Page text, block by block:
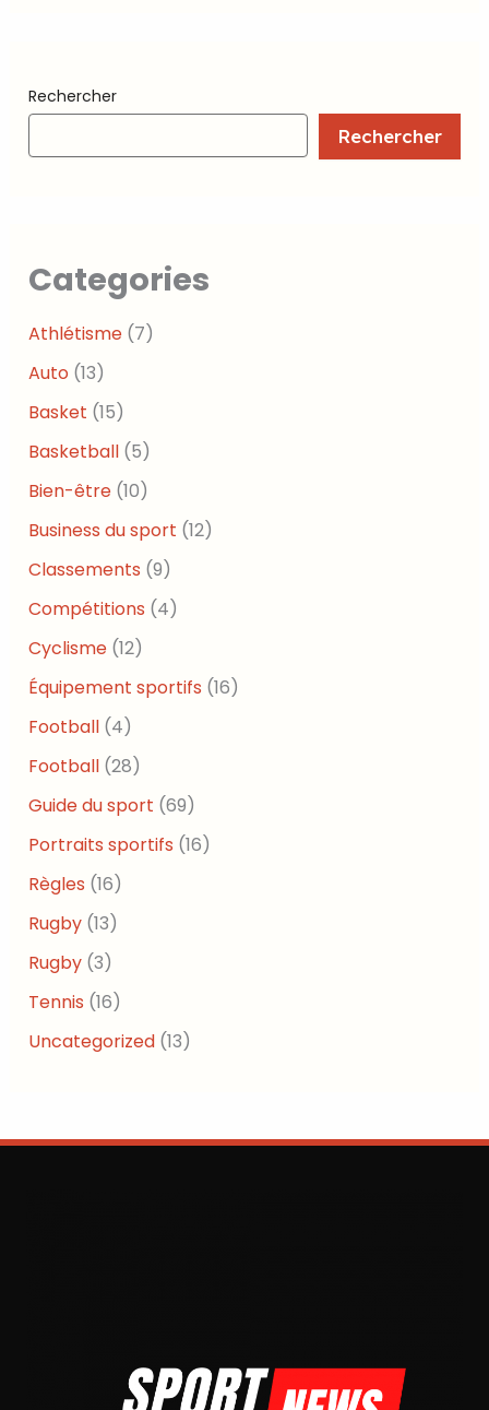
Rechercher
Rechercher
Categories
Athlétisme (7)
Auto (13)
Basket (15)
Basketball (5)
Bien-être (10)
Business du sport (12)
Classements (9)
Compétitions (4)
Cyclisme (12)
Équipement sportifs (16)
Football (4)
Football (28)
Guide du sport (69)
Portraits sportifs (16)
Règles (16)
Rugby (13)
Rugby (3)
Tennis (16)
Uncategorized (13)